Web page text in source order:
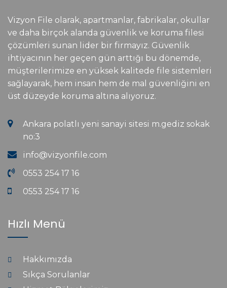
Vizyon File olarak, apartmanlar, fabrikalar, okullar
ve daha birçok alanda güvenlik ve koruma filesi
çözümleri sunan lider bir firmayız. Güvenlik
ihtiyacının her geçen gün arttığı bu dönemde,
müşterilerimize en yüksek kalitede file sistemleri
sağlayarak, hem insan hem de mal güvenliğini en
üst düzeyde koruma altına alıyoruz.
Ankara polatlı yeni sanayi sitesi m.gediz sokak
no:3
info@vizyonfile.com
0553 254 17 16
0553 254 17 16
Hızlı Menü
Hakkımızda
Sıkça Sorulanlar